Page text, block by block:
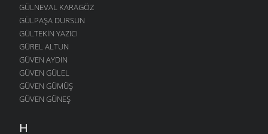
İNSAN OLALIM BEYLER
23 KASIM 2009
SEVDAN ETTI
21 KASIM 2009
DOĞAYI ÖZLERDIK
21 KASIM 2009
SÖZÜM ANLAYANA
GÜLNEVAL KARAGÖZ
GÜLPAŞA DURSUN
GÜLTEKIN YAZICI
GÜREL ALTUN
GÜVEN AYDIN
GÜVEN GÜLEL
GÜVEN GÜMÜŞ
GÜVEN GÜNEŞ
H